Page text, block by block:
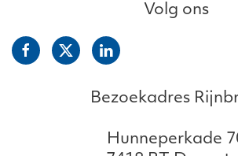
Volg ons
Bezoekadres
Hunneperkade